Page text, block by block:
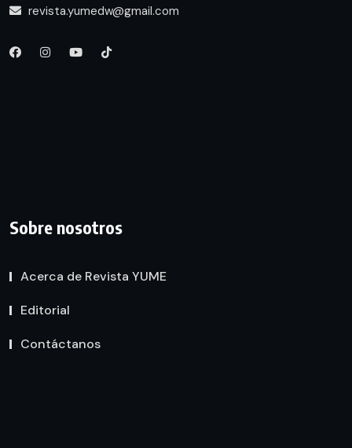
revista.yumedw@gmail.com
Sobre nosotros
Acerca de Revista YUME
Editorial
Contáctanos